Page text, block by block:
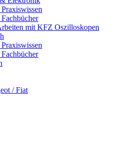
mit KFZ Oszilloskopen
/ Fiat